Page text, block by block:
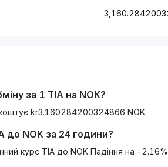
за 1 TIA на NOK?
kr3.160284200324866 NOK.
до NOK за 24 години?
курс TIA до NOK Падіння на -